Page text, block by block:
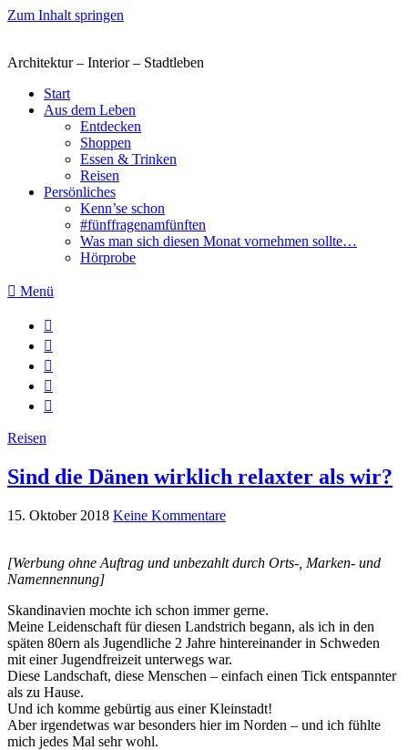
Zum Inhalt springen
Architektur – Interior – Stadtleben
Start
Aus dem Leben
Entdecken
Shoppen
Essen & Trinken
Reisen
Persönliches
Kenn’se schon
#fünffragenamfünften
Was man sich diesen Monat vornehmen sollte…
Hörprobe
Menü
Reisen
Sind die Dänen wirklich relaxter als wir?
15. Oktober 2018 Keine Kommentare
[Werbung ohne Auftrag und unbezahlt durch Orts-, Marken- und
Namennennung]
Skandinavien mochte ich schon immer gerne.
Meine Leidenschaft für diesen Landstrich begann, als ich in den
späten 80ern als Jugendliche 2 Jahre hintereinander in Schweden
mit einer Jugendfreizeit unterwegs war.
Diese Landschaft, diese Menschen – einfach einen Tick entspannter
als zu Hause.
Und ich komme gebürtig aus einer Kleinstadt!
Aber irgendetwas war besonders hier im Norden – und ich fühlte
mich jedes Mal sehr wohl.